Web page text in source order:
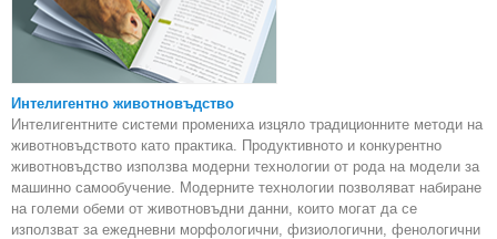
Интелигентно животновъдство
Интелигентните системи промениха изцяло традиционните методи на
животновъдството като практика. Продуктивното и конкурентно
животновъдство използва модерни технологии от рода на модели за
машинно самообучение. Модерните технологии позволяват набиране
на големи обеми от животновъдни данни, които могат да се
използват за ежедневни морфологични, физиологични, фенологични